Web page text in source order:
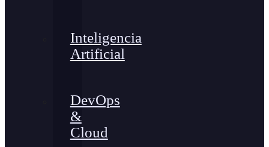
Inteligencia
Artificial
DevOps
&
Cloud